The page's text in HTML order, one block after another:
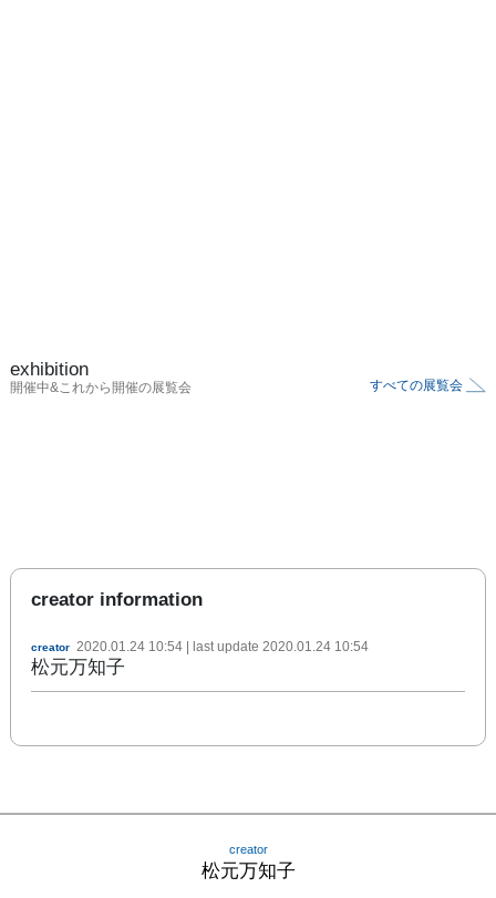
exhibition
開催中&これから開催の展覧会 すべての展覧会
creator information
creator 2020.01.24 10:54 | last update 2020.01.24 10:54
松元万知子
creator
松元万知子